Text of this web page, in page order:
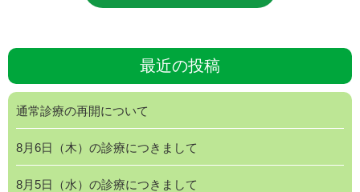
最近の投稿
通常診療の再開について
8月6日（木）の診療につきまして
8月5日（水）の診療につきまして